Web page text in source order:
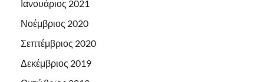
Ιανουάριος 2021
Νοέμβριος 2020
Σεπτέμβριος 2020
Δεκέμβριος 2019